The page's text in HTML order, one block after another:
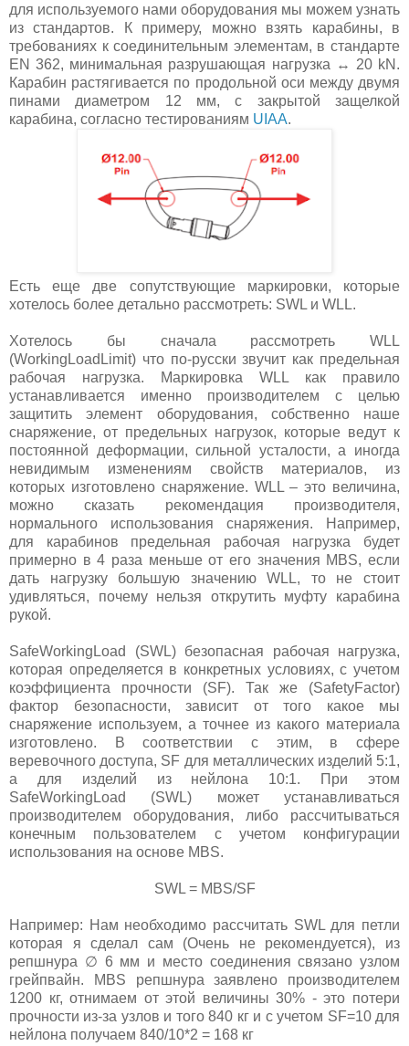
для используемого нами оборудования мы можем узнать
из стандартов. К примеру, можно взять карабины, в
требованиях к соединительным элементам, в стандарте
EN 362, минимальная разрушающая нагрузка ↔ 20 kN.
Карабин растягивается по продольной оси между двумя
пинами диаметром 12 мм, с закрытой защелкой
карабина, согласно тестированиям UIAA.
Есть еще две сопутствующие маркировки, которые
хотелось более детально рассмотреть: SWL и WLL.
Хотелось бы сначала рассмотреть WLL
(WorkingLoadLimit) что по-русски звучит как предельная
рабочая нагрузка. Маркировка WLL как правило
устанавливается именно производителем с целью
защитить элемент оборудования, собственно наше
снаряжение, от предельных нагрузок, которые ведут к
постоянной деформации, сильной усталости, а иногда
невидимым изменениям свойств материалов, из
которых изготовлено снаряжение. WLL – это величина,
можно сказать рекомендация производителя,
нормального использования снаряжения. Например,
для карабинов предельная рабочая нагрузка будет
примерно в 4 раза меньше от его значения MBS, если
дать нагрузку большую значению WLL, то не стоит
удивляться, почему нельзя открутить муфту карабина
рукой.
SafeWorkingLoad (SWL) безопасная рабочая нагрузка,
которая определяется в конкретных условиях, с учетом
коэффициента прочности (SF). Так же (SafetyFactor)
фактор безопасности, зависит от того какое мы
снаряжение используем, а точнее из какого материала
изготовлено. В соответствии с этим, в сфере
веревочного доступа, SF для металлических изделий 5:1,
а для изделий из нейлона 10:1. При этом
SafeWorkingLoad (SWL) может устанавливаться
производителем оборудования, либо рассчитываться
конечным пользователем с учетом конфигурации
использования на основе MBS.
SWL = MBS/SF
Например: Нам необходимо рассчитать SWL для петли
которая я сделал сам (Очень не рекомендуется), из
репшнура ∅ 6 мм и место соединения связано узлом
грейпвайн. MBS репшнура заявлено производителем
1200 кг, отнимаем от этой величины 30% - это потери
прочности из-за узлов и того 840 кг и с учетом SF=10 для
нейлона получаем 840/10*2 = 168 кг